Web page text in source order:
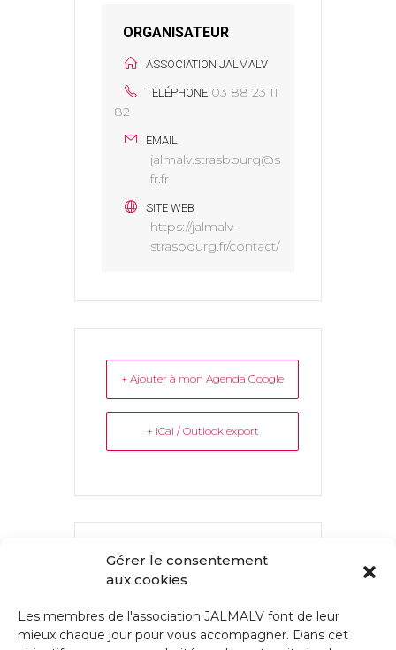
Gérer le consentement
aux cookies
Les membres de l'association JALMALV font de leur
mieux chaque jour pour vous accompagner. Dans cet
ORGANISATEUR
ASSOCIATION JALMALV
TÉLÉPHONE 03 88 23 11
82
EMAIL
jalmalv.strasbourg@s
fr.fr
SITE WEB
https://jalmalv-
strasbourg.fr/contact/
+ Ajouter à mon Agenda Google
+ iCal / Outlook export
L'ÉVÉNEMENT EST TERMINÉ.
PARTAGEZ CET ÉVÉNEMENT